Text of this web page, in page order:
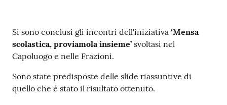
Contenuto
Si sono conclusi gli incontri dell'iniziativa ‘Mensa
scolastica, proviamola insieme’ svoltasi nel
Capoluogo e nelle Frazioni.
Sono state predisposte delle slide riassuntive di
quello che è stato il risultato ottenuto.